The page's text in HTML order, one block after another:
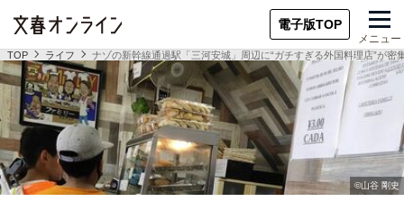
電子版TOP
メニュー
TOP ライフ ナゾの新幹線通過駅「三河安城」周辺に“ガチすぎる外国料理店”が密